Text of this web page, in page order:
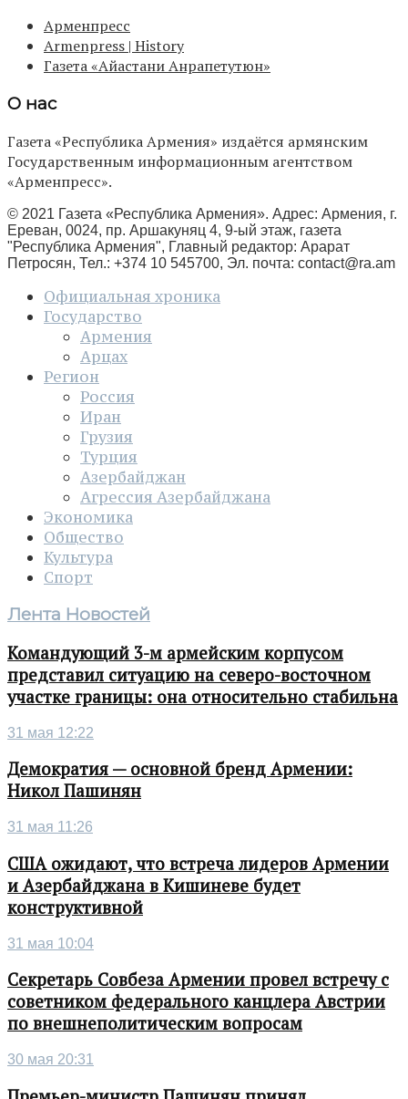
Арменпресс
Armenpress | History
Газета «Айастани Анрапетутюн»
О нас
Газета «Республика Армения» издаётся армянским
Государственным информационным агентством
«Арменпресс».
© 2021 Газета «Республика Армения». Адрес: Армения, г.
Ереван, 0024, пр. Аршакуняц 4, 9-ый этаж, газета
"Республика Армения", Главный редактор: Арарат
Петросян, Тел.: +374 10 545700, Эл. почта: contact@ra.am
Официальная хроника
Государство
Армения
Арцах
Регион
Россия
Иран
Грузия
Турция
Азербайджан
Агрессия Азербайджана
Экономика
Общество
Культура
Спорт
Лента Новостей
Командующий 3-м армейским корпусом
представил ситуацию на северо-восточном
участке границы: она относительно стабильна
31 мая 12:22
Демократия — основной бренд Армении:
Никол Пашинян
31 мая 11:26
США ожидают, что встреча лидеров Армении
и Азербайджана в Кишиневе будет
конструктивной
31 мая 10:04
Секретарь Совбеза Армении провел встречу с
советником федерального канцлера Австрии
по внешнеполитическим вопросам
30 мая 20:31